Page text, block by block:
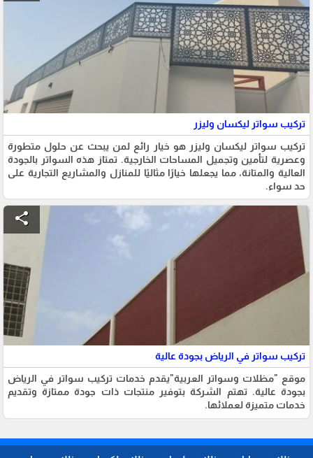
تركيب سواتر ليكسان وليزر
تركيب سواتر ليكسان وليزر هو خيار رائع لمن يبحث عن حلول متطورة
وعصرية لتأمين وتجميل المساحات الخارجية. تمتاز هذه السواتر بالجودة
العالية والمتانة، مما يجعلها خيارًا مثاليًا للمنازل والمشاريع التجارية على
حد سواء.
share
تركيب سواتر في الرياض بجودة عالية
موقع "مظلات وسواتر العربية"يقدم خدمات تركيب سواتر في الرياض
بجودة عالية. تهتم الشركة بتوفير منتجات ذات جودة ممتازة وتقديم
خدمات متميزة لعملائها.